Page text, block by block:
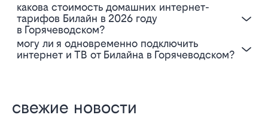
Какова стоимость домашних интернет-
тарифов Билайн в 2026 году
в Горячеводском?
Могу ли я одновременно подключить
интернет и ТВ от Билайна в Горячеводском?
свежие новости